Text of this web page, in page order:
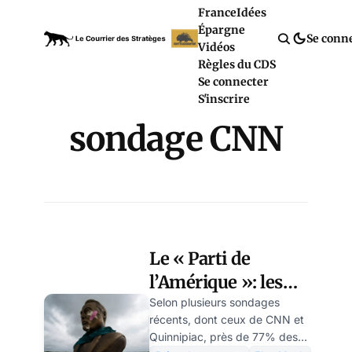
FranceIdées
Épargne
Vidéos
Règles du CDS
Se connecter
S'inscrire
Se
sondage CNN
Le « Parti de
l’Amérique »: les
Américains disent
« non » à Elon
Selon plusieurs sondages
récents, dont ceux de CNN et
Quinnipiac, près de 77% des